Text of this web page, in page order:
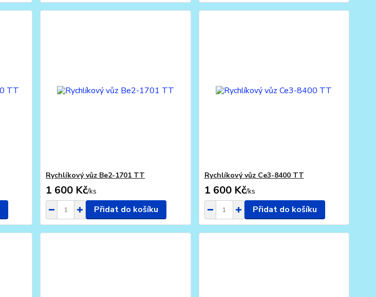
Rychlíkový vůz Be2-1701 TT
1 600 Kč/ks
Přidat do košíku
Rychlíkový vůz Ce3-8400 TT
1 600 Kč/ks
Přidat do košíku